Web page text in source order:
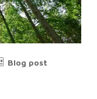
Blog post